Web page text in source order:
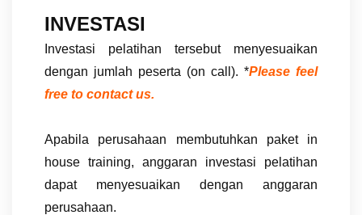
INVESTASI
Investasi pelatihan tersebut menyesuaikan
dengan jumlah peserta (on call). *Please feel
free to contact us.
Apabila perusahaan membutuhkan paket in
house training, anggaran investasi pelatihan
dapat menyesuaikan dengan anggaran
perusahaan.